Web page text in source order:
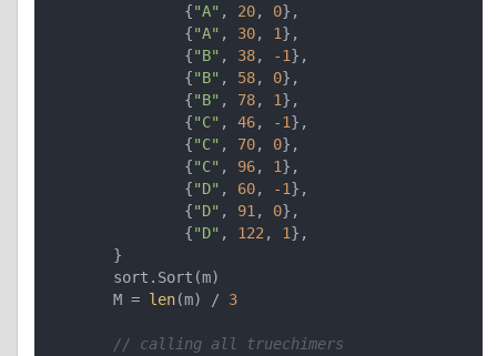
		{
"A" , 20, 0},
		{
"A" , 30, 1},
		{
"B" , 38, -1},
		{
"B" , 58, 0},
		{
"B" , 78, 1},
		{
"C" , 46, -1},
		{
"C" , 70, 0},
		{
"C" , 96, 1},
		{
"D" , 60, -1},
		{
"D" , 91, 0},
		{
"D" , 122, 1},
	M =
len(m) / 3
// calling all truechimers